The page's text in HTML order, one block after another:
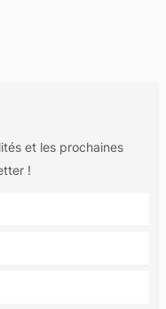
et les prochaines
!